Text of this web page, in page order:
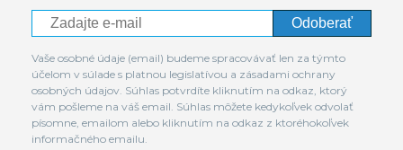
Odoberať
Vaše osobné údaje (email) budeme spracovávať len za týmto
účelom v súlade s platnou legislatívou a zásadami ochrany
osobných údajov. Súhlas potvrdíte kliknutím na odkaz, ktorý
vám pošleme na váš email. Súhlas môžete kedykoľvek odvolať
písomne, emailom alebo kliknutím na odkaz z ktoréhokoľvek
informačného emailu.